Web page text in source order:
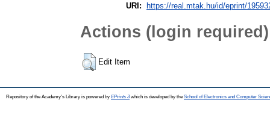
URI:
https://real.mtak.hu/id/eprint/
Actions (login required)
Edit Item
Repository of the Academy's Library is powered by EPrints 3which is developed by the School of Electronics and Computer